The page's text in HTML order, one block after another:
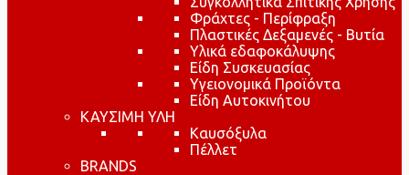
Φράχτες - Περίφραξη
Πλαστικές Δεξαμενές - Βυτία
Υλικά εδαφοκάλυψης
Είδη Συσκευασίας
Υγειονομικά Προϊόντα
Είδη Αυτοκινήτου
ΚΑΥΣΙΜΗ ΥΛΗ
Καυσόξυλα
Πέλλετ
BRANDS